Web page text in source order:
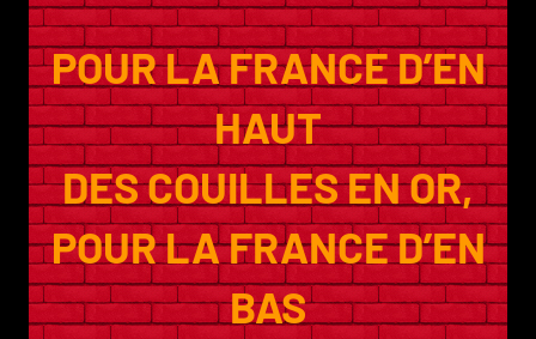
POUR LA FRANCE D’EN
HAUT
DES COUILLES EN OR,
POUR LA FRANCE D’EN
BAS